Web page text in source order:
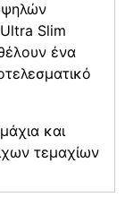
Slim
ένα
και
τεμαχίων